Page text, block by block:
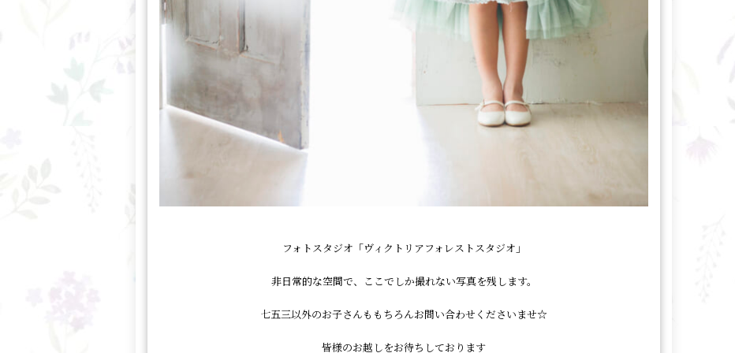
フォトスタジオ「ヴィクトリアフォレストスタジオ」
非日常的な空間で、ここでしか撮れない写真を残します。
七五三以外のお子さんももちろんお問い合わせくださいませ☆
皆様のお越しをお待ちしております